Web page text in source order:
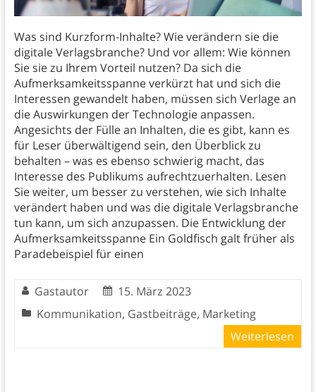
Was sind Kurzform-Inhalte? Wie verändern sie die
digitale Verlagsbranche? Und vor allem: Wie können
Sie sie zu Ihrem Vorteil nutzen? Da sich die
Aufmerksamkeitsspanne verkürzt hat und sich die
Interessen gewandelt haben, müssen sich Verlage an
die Auswirkungen der Technologie anpassen.
Angesichts der Fülle an Inhalten, die es gibt, kann es
für Leser überwältigend sein, den Überblick zu
behalten – was es ebenso schwierig macht, das
Interesse des Publikums aufrechtzuerhalten. Lesen
Sie weiter, um besser zu verstehen, wie sich Inhalte
verändert haben und was die digitale Verlagsbranche
tun kann, um sich anzupassen. Die Entwicklung der
Aufmerksamkeitsspanne Ein Goldfisch galt früher als
Paradebeispiel für einen
Gastautor
15. März 2023
Kommunikation, Gastbeiträge, Marketing
Weiterlesen